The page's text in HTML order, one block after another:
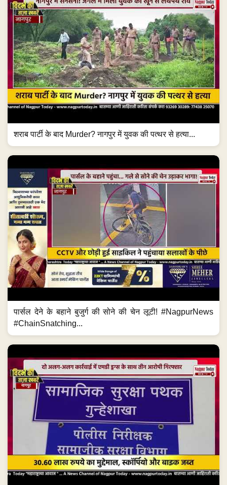
शराब पार्टी के बाद Murder? नागपुर में युवक की पत्थर से हत्या...
पार्सल देने के बहाने बुजुर्ग की सोने की चेन लूटी! #NagpurNews
#ChainSnatching...